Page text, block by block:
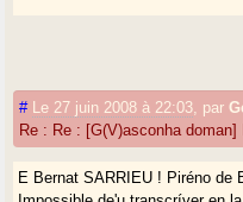
# Le 27 juin 2008 à 22:03 par
Re : Re : [G(V)asconha doman]
E Bernat SARRIEU ! Piréno de